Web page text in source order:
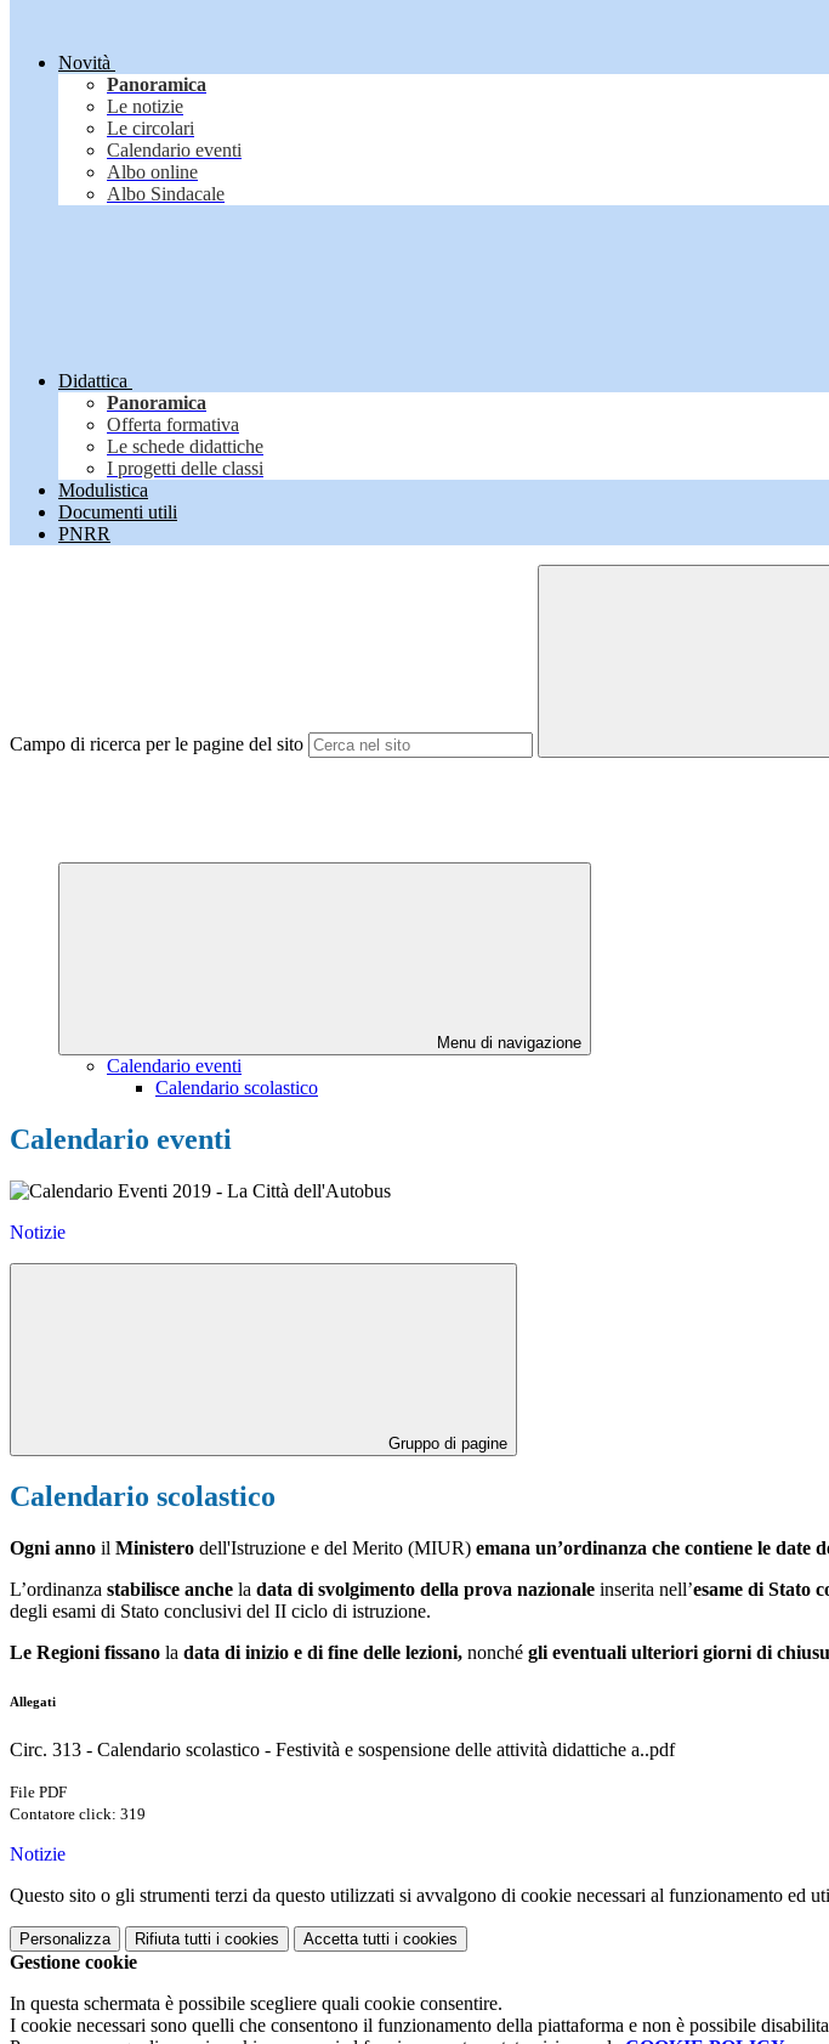
Novità
Panoramica
Le notizie
Le circolari
Calendario eventi
Albo online
Albo Sindacale
Didattica
Panoramica
Offerta formativa
Le schede didattiche
I progetti delle classi
Modulistica
Documenti utili
PNRR
Campo di ricerca per le pagine del sito
Menu di navigazione
Calendario eventi
Calendario scolastico
Calendario eventi
Notizie
Gruppo di pagine
Calendario scolastico
Ogni anno il Ministero dell'Istruzione e del Merito (MIUR) emana un’ordinanza che contiene le date
L’ordinanza stabilisce anche la data di svolgimento della prova nazionale inserita nell’esame di Stato
degli esami di Stato conclusivi del II ciclo di istruzione.
Le Regioni fissano la data di inizio e di fine delle lezioni, nonché gli eventuali ulteriori giorni di
Allegati
Circ. 313 - Calendario scolastico - Festività e sospensione delle attività didattiche a..pdf
File PDF
Contatore click: 319
Notizie
Questo sito o gli strumenti terzi da questo utilizzati si avvalgono di cookie necessari al funzionamento ed
Personalizza Rifiuta tutti i cookies Accetta tutti i cookies
Gestione cookie
In questa schermata è possibile scegliere quali cookie consentire.
I cookie necessari sono quelli che consentono il funzionamento della piattaforma e non è possibile